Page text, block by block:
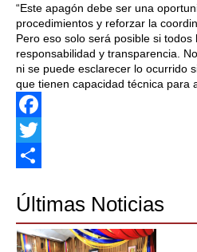
“Este apagón debe ser una
procedimientos y reforzar la
Pero eso solo será posible si
responsabilidad y transparencia.
ni se puede esclarecer lo ocurrido
que tienen capacidad técnica para
Facebook
Twitter
Últimas Noticias